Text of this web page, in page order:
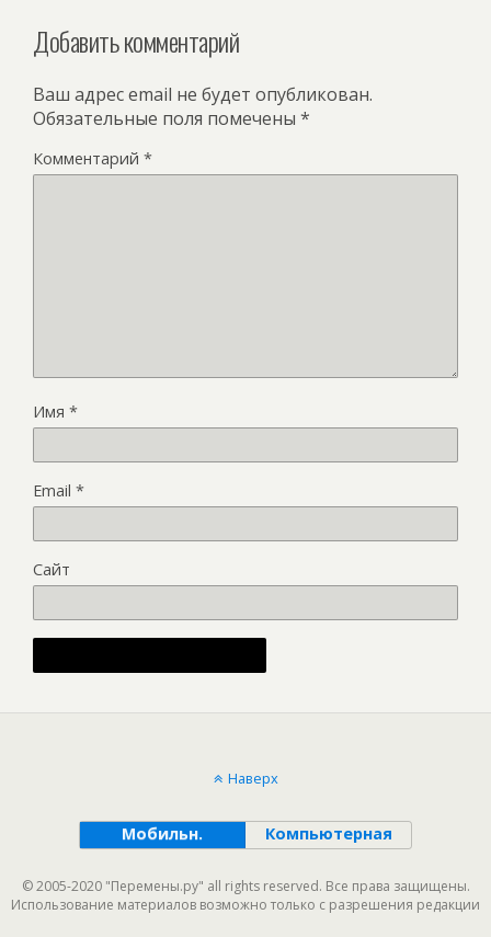
Добавить комментарий
Ваш адрес email не будет опубликован.
Обязательные поля помечены *
Комментарий *
Имя *
Email *
Сайт
Наверх
Мобильн. Компьютерная
© 2005-2020 "Перемены.ру" all rights reserved. Все права защищены.
Использование материалов возможно только с разрешения редакции